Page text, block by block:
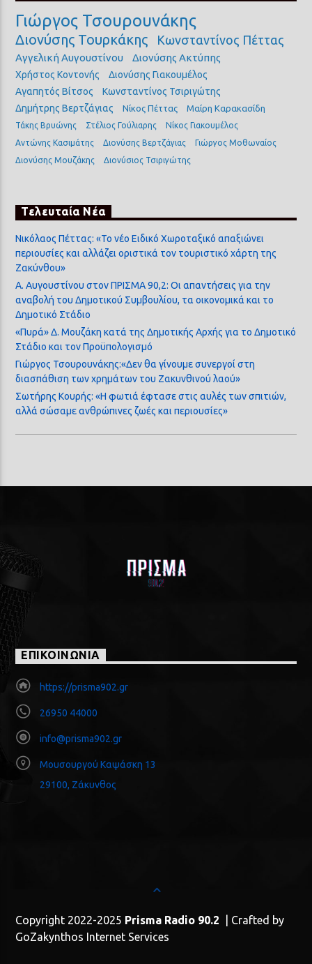
Γιώργος Τσουρουνάκης
Διονύσης Τουρκάκης Κωνσταντίνος Πέττας
Αγγελική Αυγουστίνου Διονύσης Ακτύπης
Χρήστος Κοντονής
Διονύσης Γιακουμέλος
Αγαπητός Βίτσος
Κωνσταντίνος Τσιριγώτης
Δημήτρης Βερτζάγιας
Νίκος Πέττας Μαίρη Καρακασίδη
Τάκης Βρυώνης Στέλιος Γούλιαρης
Νίκος Γιακουμέλος
Αντώνης Κασιμάτης
Διονύσης Βερτζάγιας
Γιώργος Μοθωναίος
Διονύσης Μουζάκης
Διονύσιος Τσιριγώτης
Τελευταία Νέα
Νικόλαος Πέττας: «Το νέο Ειδικό Χωροταξικό απαξιώνει
περιουσίες και αλλάζει οριστικά τον τουριστικό χάρτη της
Ζακύνθου»
Α. Αυγουστίνου στον ΠΡΙΣΜΑ 90,2: Οι απαντήσεις για την
αναβολή του Δημοτικού Συμβουλίου, τα οικονομικά και το
Δημοτικό Στάδιο
«Πυρά» Δ. Μουζάκη κατά της Δημοτικής Αρχής για το Δημοτικό
Στάδιο και τον Προϋπολογισμό
Γιώργος Τσουρουνάκης:«Δεν θα γίνουμε συνεργοί στη
διασπάθιση των χρημάτων του Ζακυνθινού λαού»
Σωτήρης Κουρής: «Η φωτιά έφτασε στις αυλές των σπιτιών,
αλλά σώσαμε ανθρώπινες ζωές και περιουσίες»
ΕΠΙΚΟΙΝΩΝΙΑ
https://prisma902.gr
26950 44000
info@prisma902.gr
Μουσουργού Καψάσκη 13
29100, Ζάκυνθος
Copyright 2022-2025 Prisma Radio 90.2 | Crafted by
GoZakynthos Internet Services